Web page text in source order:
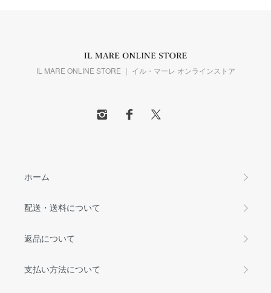
IL MARE ONLINE STORE ｜ イル・マーレ オンラインストア
ホーム
配送・送料について
返品について
支払い方法について